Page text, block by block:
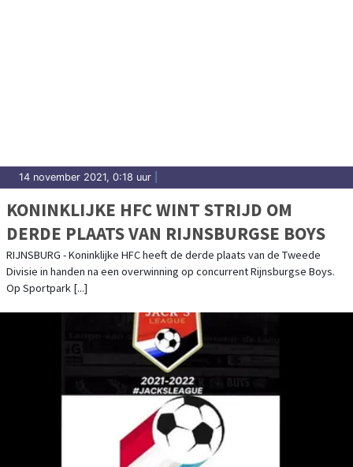
14 november 2021, 0:18 uur
KONINKLIJKE HFC WINT STRIJD OM
DERDE PLAATS VAN RIJNSBURGSE BOYS
RIJNSBURG - Koninklijke HFC heeft de derde plaats van de Tweede
Divisie in handen na een overwinning op concurrent Rijnsburgse Boys.
Op Sportpark [...]